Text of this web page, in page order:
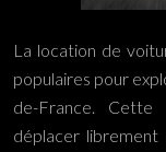
La location de
populaires pour
de-France.
déplacer